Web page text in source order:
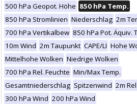
500 hPa Geopot. Höhe 850 hPa Temp.
850 hPa Stromlinien Niederschlag 2m
700 hPa Vertikalbew 850 hPa Pot. Äquiv.
10m Wind 2m Taupunkt CAPE/LI Hohe
Mittelhohe Wolken Niedrige Wolken
700 hPa Rel. Feuchte Min/Max Temp.
Gesamtniederschlag Spitzenwind 2m
300 hPa Wind 200 hPa Wind